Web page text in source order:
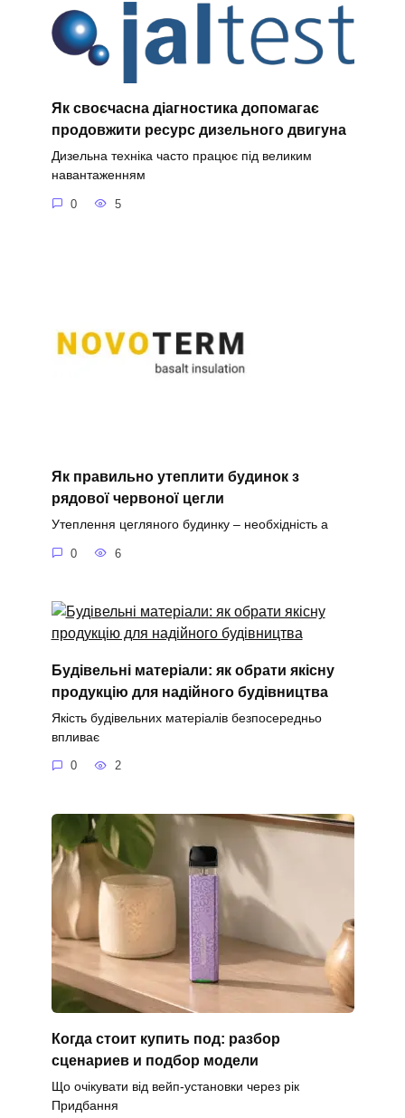
Як своєчасна діагностика допомагає
продовжити ресурс дизельного двигуна
Дизельна техніка часто працює під великим
навантаженням
0 5
Як правильно утеплити будинок з
рядової червоної цегли
Утеплення цегляного будинку – необхідність а
0 6
Будівельні матеріали: як обрати якісну
продукцію для надійного будівництва
Якість будівельних матеріалів безпосередньо
впливає
0 2
Когда стоит купить под: разбор
сценариев и подбор модели
Що очікувати від вейп-установки через рік
Придбання